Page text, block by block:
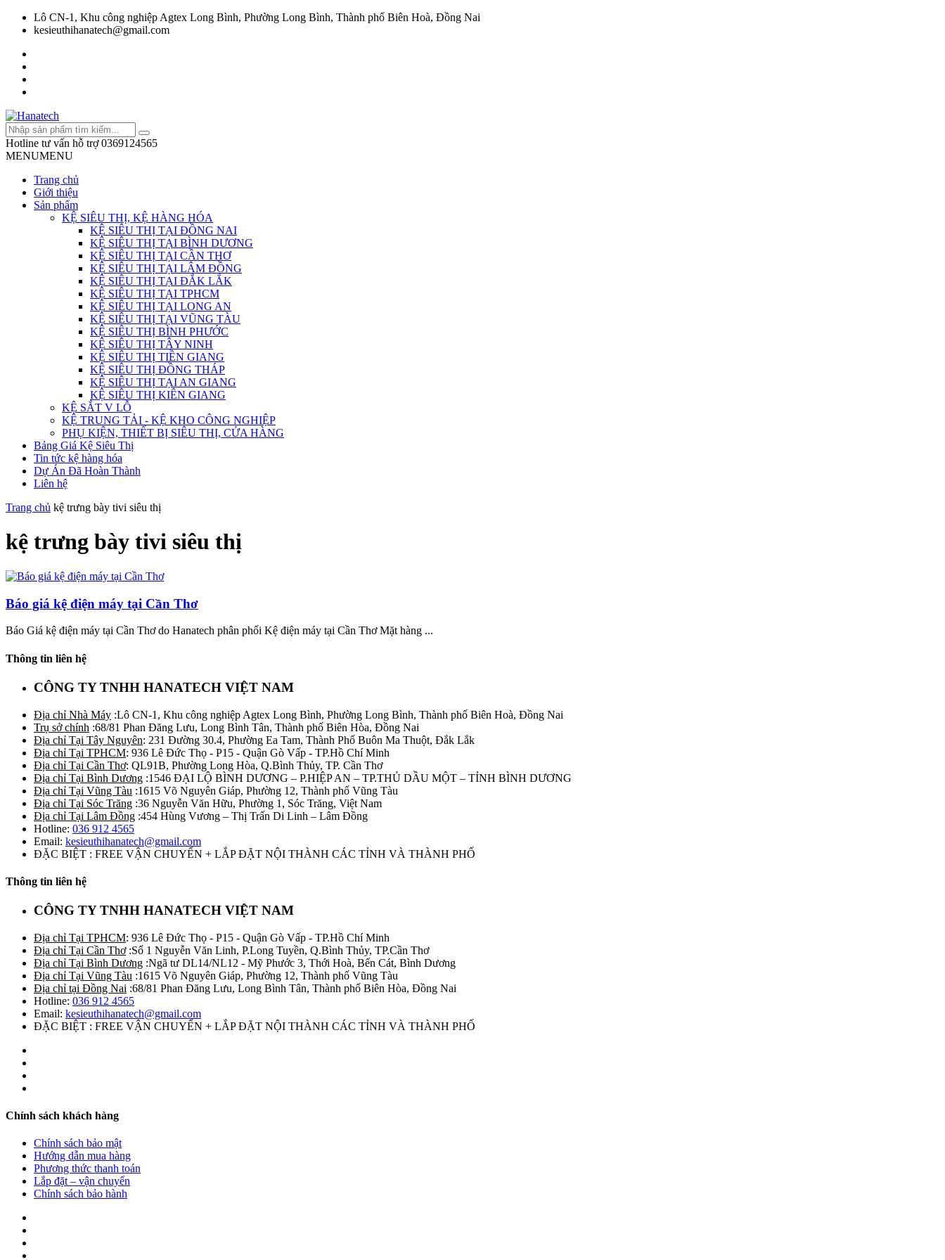
Lô CN-1, Khu công nghiệp Agtex Long Bình, Phường Long Bình, Thành phố Biên Hoà, Đồng Nai
kesieuthihanatech@gmail.com
Hotline tư vấn hỗ trợ 0369124565
MENUMENU
Trang chủ
Giới thiệu
Sản phẩm
KỆ SIÊU THỊ, KỆ HÀNG HÓA
KỆ SIÊU THỊ TẠI ĐỒNG NAI
KỆ SIÊU THỊ TẠI BÌNH DƯƠNG
KỆ SIÊU THỊ TẠI CẦN THƠ
KỆ SIÊU THỊ TẠI LÂM ĐỒNG
KỆ SIÊU THỊ TẠI ĐẮK LẮK
KỆ SIÊU THỊ TẠI TPHCM
KỆ SIÊU THỊ TẠI LONG AN
KỆ SIÊU THỊ TẠI VŨNG TÀU
KỆ SIÊU THỊ BÌNH PHƯỚC
KỆ SIÊU THỊ TÂY NINH
KỆ SIÊU THỊ TIỀN GIANG
KỆ SIÊU THỊ ĐỒNG THÁP
KỆ SIÊU THỊ TẠI AN GIANG
KỆ SIÊU THỊ KIÊN GIANG
KỆ SẮT V LỖ
KỆ TRUNG TẢI - KỆ KHO CÔNG NGHIỆP
PHỤ KIỆN, THIẾT BỊ SIÊU THỊ, CỬA HÀNG
Bảng Giá Kệ Siêu Thị
Tin tức kệ hàng hóa
Dự Án Đã Hoàn Thành
Liên hệ
Trang chủ kệ trưng bày tivi siêu thị
kệ trưng bày tivi siêu thị
Báo giá kệ điện máy tại Cần Thơ
Báo Giá kệ điện máy tại Cần Thơ do Hanatech phân phối Kệ điện máy tại Cần Thơ Mặt hàng ...
Thông tin liên hệ
CÔNG TY TNHH HANATECH VIỆT NAM
Địa chỉ Nhà Máy :Lô CN-1, Khu công nghiệp Agtex Long Bình, Phường Long Bình, Thành phố Biên Hoà, Đồng Nai
Trụ sở chính :68/81 Phan Đăng Lưu, Long Bình Tân, Thành phố Biên Hòa, Đồng Nai
Địa chỉ Tại Tây Nguyên: 231 Đường 30.4, Phường Ea Tam, Thành Phố Buôn Ma Thuột, Đắk Lắk
Địa chỉ Tại TPHCM: 936 Lê Đức Thọ - P15 - Quận Gò Vấp - TP.Hồ Chí Minh
Địa chỉ Tại Cần Thơ: QL91B, Phường Long Hòa, Q.Bình Thủy, TP. Cần Thơ
Địa chỉ Tại Bình Dương :1546 ĐẠI LỘ BÌNH DƯƠNG – P.HIỆP AN – TP.THỦ DẦU MỘT – TỈNH BÌNH DƯƠNG
Địa chỉ Tại Vũng Tàu :1615 Võ Nguyên Giáp, Phường 12, Thành phố Vũng Tàu
Địa chỉ Tại Sóc Trăng :36 Nguyễn Văn Hữu, Phường 1, Sóc Trăng, Việt Nam
Địa chỉ Tại Lâm Đồng :454 Hùng Vương – Thị Trấn Di Linh – Lâm Đồng
Hotline: 036 912 4565
Email: kesieuthihanatech@gmail.com
ĐẶC BIỆT : FREE VẬN CHUYỂN + LẮP ĐẶT NỘI THÀNH CÁC TỈNH VÀ THÀNH PHỐ
Thông tin liên hệ
CÔNG TY TNHH HANATECH VIỆT NAM
Địa chỉ Tại TPHCM: 936 Lê Đức Thọ - P15 - Quận Gò Vấp - TP.Hồ Chí Minh
Địa chỉ Tại Cần Thơ:Số 1 Nguyễn Văn Linh, P.Long Tuyền, Q.Bình Thủy, TP.Cần Thơ
Địa chỉ Tại Bình Dương :Ngã tư DL14/NL12 - Mỹ Phước 3, Thới Hoà, Bến Cát, Bình Dương
Địa chỉ Tại Vũng Tàu :1615 Võ Nguyên Giáp, Phường 12, Thành phố Vũng Tàu
Địa chỉ tại Đồng Nai :68/81 Phan Đăng Lưu, Long Bình Tân, Thành phố Biên Hòa, Đồng Nai
Hotline: 036 912 4565
Email: kesieuthihanatech@gmail.com
ĐẶC BIỆT : FREE VẬN CHUYỂN + LẮP ĐẶT NỘI THÀNH CÁC TỈNH VÀ THÀNH PHỐ
Chính sách khách hàng
Chính sách bảo mật
Hướng dẫn mua hàng
Phương thức thanh toán
Lắp đặt – vận chuyển
Chính sách bảo hành